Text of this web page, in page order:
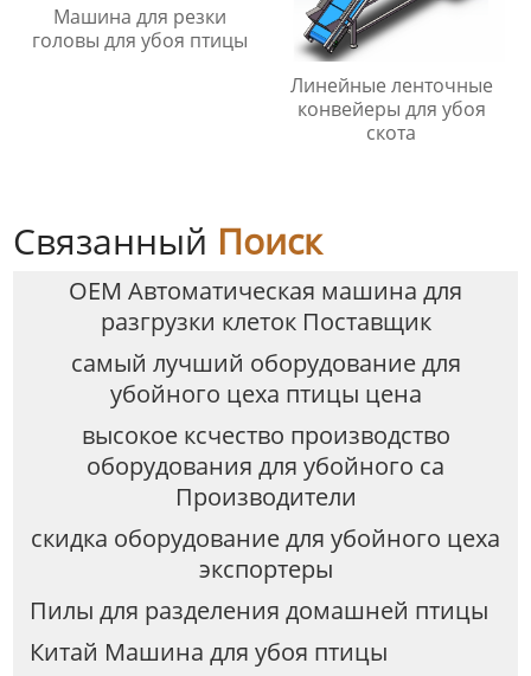
Машина для резки
головы для убоя птицы
Линейные ленточные
конвейеры для убоя
скота
Связанный Поиск
OEM Автоматическая машина для
разгрузки клеток Поставщик
самый лучший оборудование для
убойного цеха птицы цена
высокое ксчество производство
оборудования для убойного са
Производители
скидка оборудование для убойного цеха
экспортеры
Пилы для разделения домашней птицы
Китай Машина для убоя птицы